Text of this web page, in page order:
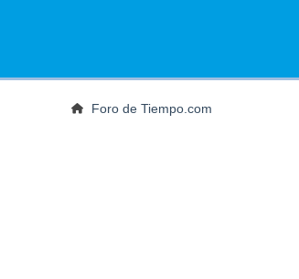
Foro de Tiempo.com